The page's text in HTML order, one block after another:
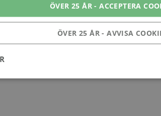
cl extra Galliano och blev utmärkt. Gillar
ÖVER 25 ÅR - ACCEPTERA
ÖVER 25 ÅR - AVVISA